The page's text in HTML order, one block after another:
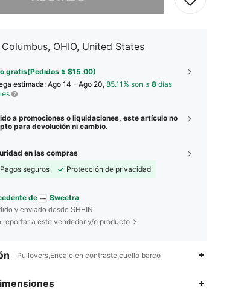
Columbus, OHIO, United States
gratis(Pedidos ≥ $15.00)
estimada:Ago 14 - Ago 20, 85.11% son ≤ 8 días
a promociones o liquidaciones, este artículo no
para devolución ni cambio.
en las compras
Pagos seguros
Protección de privacidad
de Sweetra
y enviado desde SHEIN.
reportar a este vendedor y/o producto
Pullovers,Encaje en contraste,cuello barco